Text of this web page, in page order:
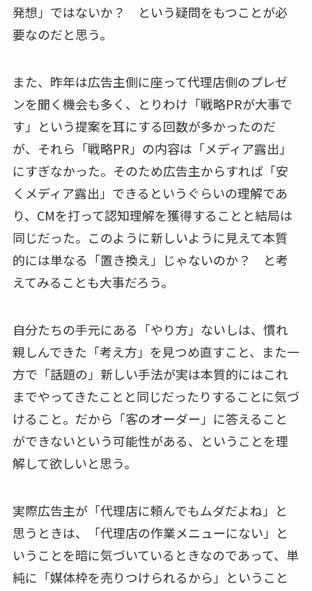
発想」ではないか？ という疑問をもつことが必
要なのだと思う。
また、昨年は広告主側に座って代理店側のプレゼ
ンを聞く機会も多く、とりわけ「戦略PRが大事で
す」という提案を耳にする回数が多かったのだ
が、それら「戦略PR」の内容は「メディア露出」
にすぎなかった。そのため広告主からすれば「安
くメディア露出」できるというぐらいの理解であ
り、CMを打って認知理解を獲得することと結局は
同じだった。このように新しいように見えて本質
的には単なる「置き換え」じゃないのか？ と考
えてみることも大事だろう。
自分たちの手元にある「やり方」ないしは、慣れ
親しんできた「考え方」を見つめ直すこと、また一
方で「話題の」新しい手法が実は本質的にはこれ
までやってきたことと同じだったりすることに気づ
けること。だから「客のオーダー」に答えること
ができないという可能性がある、ということを理
解して欲しいと思う。
実際広告主が「代理店に頼んでもムダだよね」と
思うときは、「代理店の作業メニューにない」と
いうことを暗に気づいているときなのであって、単
純に「媒体枠を売りつけられるから」ということ